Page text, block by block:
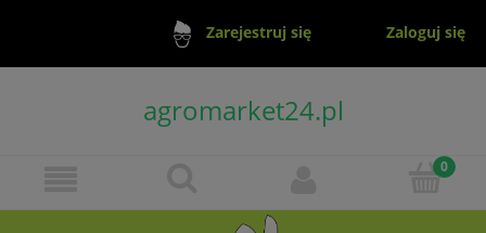
Zarejestruj się Zaloguj się
agromarket24.pl